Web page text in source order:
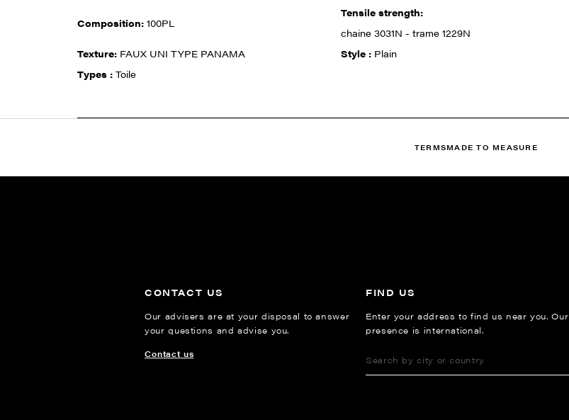
Composition:100PL
Tensile strength:
chaine 3031N - trame 1229N
Texture: FAUX UNI TYPE PANAMA Style : Plain
Types :Toile
TERMSMADE TO MEASURE
CONTACT US
Our advisers are at your disposal to answer
your questions and advise you.
Contact us
FIND US
Enter your address to find us near you. Our
presence is international.